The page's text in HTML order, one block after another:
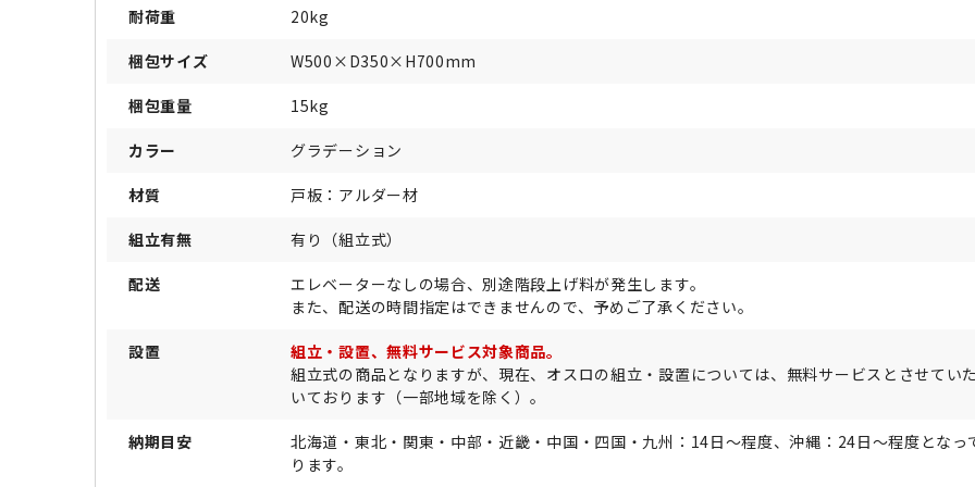
耐荷重 20kg
梱包サイズ W500×D350×H700mm
梱包重量 15kg
カラー グラデーション
材質 戸板：アルダー材
組立有無 有り（組立式）
配送
エレベーターなしの場合、別途階段上げ料が発生します。
また、配送の時間指定はできませんので、予めご了承ください。
設置
組立・設置、無料サービス対象商品。
組立式の商品となりますが、現在、オスロの組立・設置については、無料サービスとさせてい
いております（一部地域を除く）。
納期目安
北海道・東北・関東・中部・近畿・中国・四国・九州：14日～程度、沖縄：24日～程度となっ
ります。